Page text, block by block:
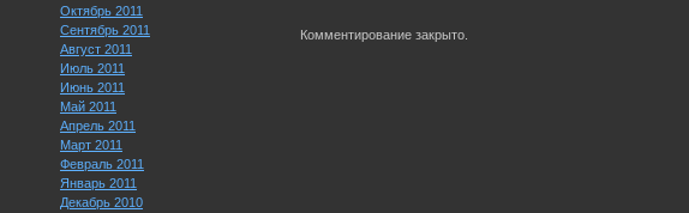
Октябрь 2011
Сентябрь 2011
Август 2011
Июль 2011
Июнь 2011
Май 2011
Апрель 2011
Март 2011
Февраль 2011
Январь 2011
Декабрь 2010
Комментирование закрыто.